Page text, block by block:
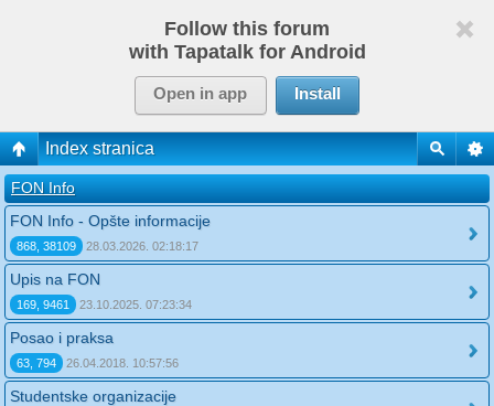
Follow this forum
with Tapatalk for Android
Open in app Install
Index stranica
FON Info
FON Info - Opšte informacije
868, 38109 28.03.2026. 02:18:17
Upis na FON
169, 9461 23.10.2025. 07:23:34
Posao i praksa
63, 794 26.04.2018. 10:57:56
Studentske organizacije